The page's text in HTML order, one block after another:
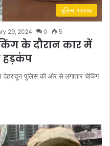
पुलिस अपराध
29, 2024 0 5
के दौरान कार में
हड़कंप
देहरादून पुलिस की ओर से लगातार चेकिंग